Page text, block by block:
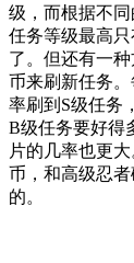
级，而根据不
任务等级最高
了。但还有一
币来刷新任务
率刷到S级任务
B级任务要好得
片的几率也更
币，和高级忍
的。